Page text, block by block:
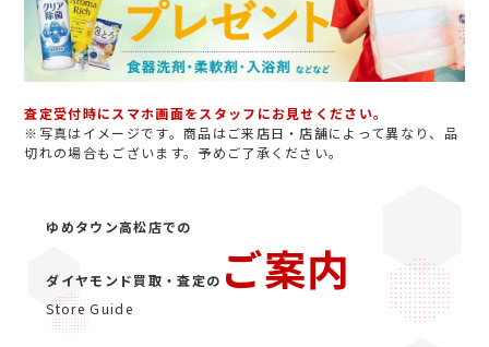
査定受付時にスマホ画面をスタッフにお見せください。
※写真はイメージです。商品はご来店日・店舗によって異なり、品
切れの場合もございます。予めご了承ください。
ゆめタウン高松店での
ダイヤモンド買取・査定の ご案内
Store Guide